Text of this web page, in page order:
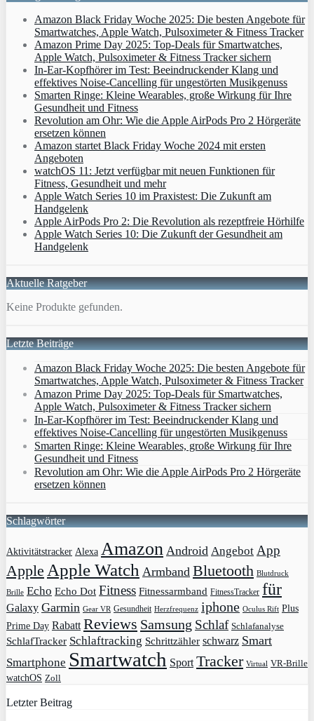
Amazon Black Friday Woche 2025: Die besten Angebote für
Smartwatches, Apple Watch, Pulsoximeter & Fitness Tracker
Amazon Prime Day 2025: Top-Deals für Smartwatches,
Apple Watch, Pulsoximeter & Fitness Tracker sichern
In-Ear-Kopfhörer im Test: Beeindruckender Klang und
effektives Noise-Cancelling für ungestörten Musikgenuss
Smarten Ringe: Kleine Wearables, große Wirkung für Ihre
Gesundheit und Fitness
Revolution am Ohr: Wie die Apple AirPods Pro 2 Hörgeräte
ersetzen können
Amazon startet Black Friday Woche 2024 mit ersten
Angeboten
watchOS 11: Jetzt verfügbar mit neuen Funktionen für
Fitness, Gesundheit und mehr
Apple Watch Series 10 im Praxistest: Die Zukunft am
Handgelenk
Apple AirPods Pro 2: Die Revolution als rezeptfreie Hörhilfe
Apple Watch Series 10: Die Zukunft der Gesundheit am
Handgelenk
Aktuelle Ratgeber
Keine Produkte gefunden.
Letzte Beiträge
Amazon Black Friday Woche 2025: Die besten Angebote für
Smartwatches, Apple Watch, Pulsoximeter & Fitness Tracker
Amazon Prime Day 2025: Top-Deals für Smartwatches,
Apple Watch, Pulsoximeter & Fitness Tracker sichern
In-Ear-Kopfhörer im Test: Beeindruckender Klang und
effektives Noise-Cancelling für ungestörten Musikgenuss
Smarten Ringe: Kleine Wearables, große Wirkung für Ihre
Gesundheit und Fitness
Revolution am Ohr: Wie die Apple AirPods Pro 2 Hörgeräte
ersetzen können
Schlagwörter
Aktivitätstracker Alexa Amazon Android Angebot App
Apple Apple Watch Armband Bluetooth Blutdruck
Brille Echo Echo Dot Fitness Fitnessarmband FitnessTracker für
Galaxy Garmin Gear VR Gesundheit Herzfrequenz iphone Oculus Rift Plus
Prime Day Rabatt Reviews Samsung Schlaf Schlafanalyse
SchlafTracker Schlaftracking Schrittzähler schwarz Smart
Smartphone Smartwatch Sport Tracker Virtual VR-Brille
watchOS Zoll
Letzter Beitrag